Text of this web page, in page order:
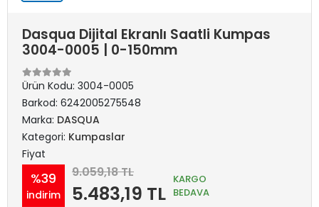
Dasqua Dijital Ekranlı Saatli Kumpas
3004-0005 | 0-150mm
Ürün Kodu: 3004-0005
Barkod: 6242005275548
Marka: DASQUA
Kategori: Kumpaslar
Fiyat
%39
indirim
9.059,18 TL
5.483,19 TL
KARGO
BEDAVA